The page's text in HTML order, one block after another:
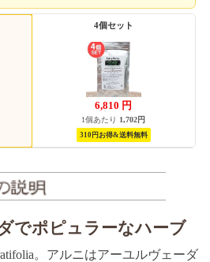
4個セット
6,810 円
1個あたり 1,702円
310円お得&送料無料
でポピュラーなハーブ
。アルニはアーユルヴェーダ